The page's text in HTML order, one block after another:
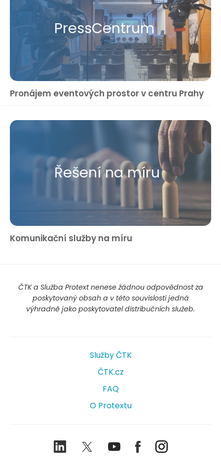
Press​Centrum
Pronájem eventových prostor v centru Prahy
Řešení na míru
Komunikační služby na míru
ČTK a Služba Protext nenese žádnou odpovědnost za
poskytovaný obsah a v této souvislosti jedná
výhradně jako poskytovatel distribučních služeb.
Služby ČTK
ČTK.cz
FAQ
O Protextu
LinkedIn TwitterYoutubeFacebookInstagram